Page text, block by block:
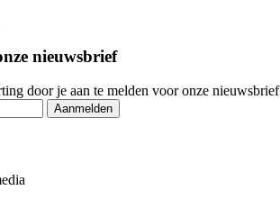
nieuwsbrief
door je aan te melden voor onze nieuwsbrief
Aanmelden